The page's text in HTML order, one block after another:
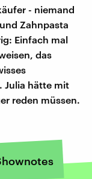
- niemand
Zahnpasta
Einfach mal
das
Julia hätte mit
reden müssen.